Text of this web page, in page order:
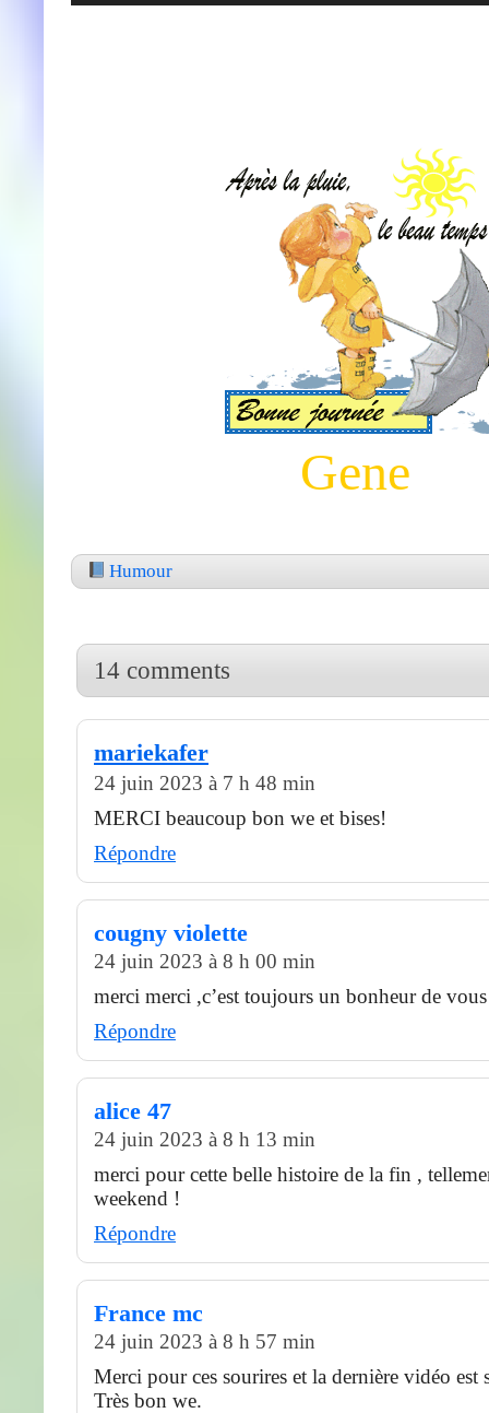
Gene
Humour
14 comments
mariekafer
24 juin 2023 à 7 h 48 min
MERCI beaucoup bon we et bises!
Répondre
cougny violette
24 juin 2023 à 8 h 00 min
merci merci ,c’est toujours un bonheur de
Répondre
alice 47
24 juin 2023 à 8 h 13 min
merci pour cette belle histoire de la fin ,
weekend !
Répondre
France mc
24 juin 2023 à 8 h 57 min
Merci pour ces sourires et la dernière vidéo est
Très bon we.